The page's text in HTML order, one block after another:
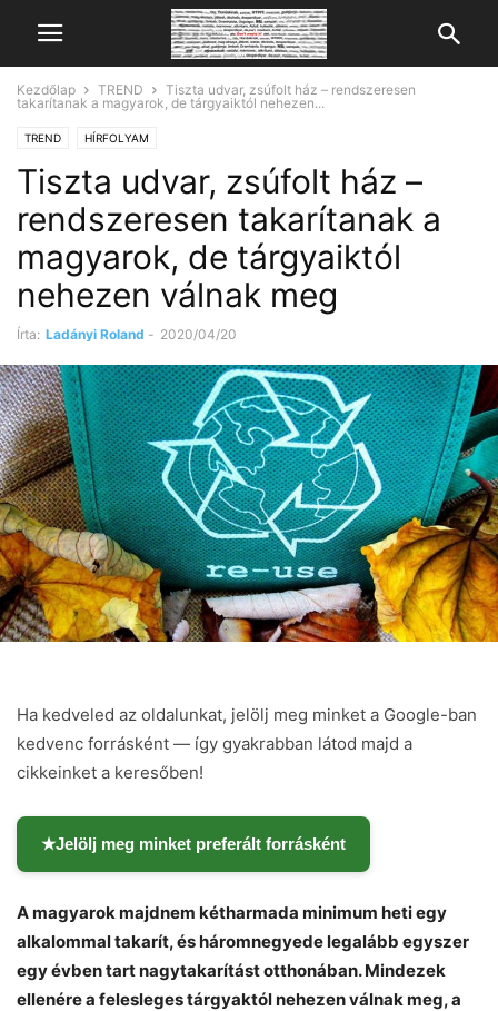
Kezdőlap TREND
Tiszta udvar, zsúfolt ház – rendszeresen
takarítanak a magyarok, de tárgyaiktól nehezen...
TREND HÍRFOLYAM
Tiszta udvar, zsúfolt ház –
rendszeresen takarítanak a
magyarok, de tárgyaiktól
nehezen válnak meg
Írta: Ladányi Roland - 2020/04/20
Ha kedveled az oldalunkat, jelölj meg minket a Google-ban
kedvenc forrásként — így gyakrabban látod majd a
cikkeinket a keresőben!
★Jelölj meg minket preferált forrásként
A magyarok majdnem kétharmada minimum heti egy
alkalommal takarít, és háromnegyede legalább egyszer
egy évben tart nagytakarítást otthonában. Mindezek
ellenére a felesleges tárgyaktól nehezen válnak meg, a